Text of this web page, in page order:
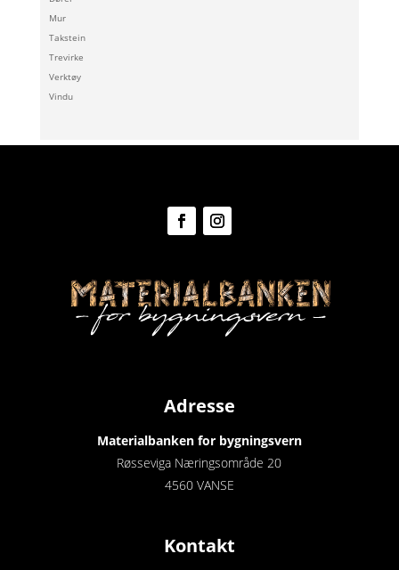
Mur
Takstein
Trevirke
Verktøy
Vindu
Adresse
Materialbanken for bygningsvern
Røsseviga Næringsområde 20
4560 VANSE
Kontakt